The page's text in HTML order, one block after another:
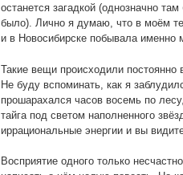
останется загадкой (однозначно
было). Лично я думаю, что в моём
и в Новосибирске побывала именно
Такие вещи происходили
Не буду вспоминать, как я
прошарахался часов восемь по
тайга под светом наполненного
иррациональные энергии и вы
Восприятие одного только